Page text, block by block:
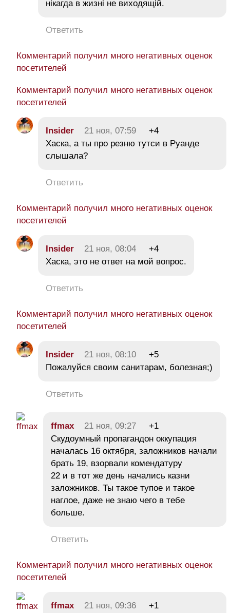
нікагда в жизні не виходящій.
Ответить
Комментарий получил много негативных оценок
посетителей
Комментарий получил много негативных оценок
посетителей
Insider 21 ноя, 07:59
+4
Хаска, а ты про резню тутси в Руанде
слышала?
Ответить
Комментарий получил много негативных оценок
посетителей
Insider 21 ноя, 08:04
+4
Хаска, это не ответ на мой вопрос.
Ответить
Комментарий получил много негативных оценок
посетителей
Insider 21 ноя, 08:10
+5
Пожалуйся своим санитарам, болезная;)
Ответить
ffmax 21 ноя, 09:27
+1
Скудоумный пропагандон оккупация
началась 16 октября, заложников начали
брать 19, взорвали комендатуру
22 и в тот же день начались казни
заложников. Ты такое тупое и такое
наглое, даже не знаю чего в тебе
больше.
Ответить
Комментарий получил много негативных оценок
посетителей
ffmax 21 ноя, 09:36
+1